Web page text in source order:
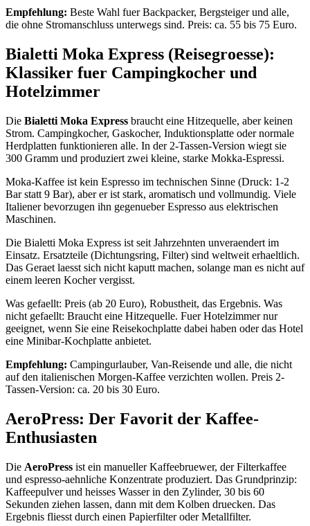
Empfehlung: Beste Wahl fuer Backpacker, Bergsteiger und alle,
die ohne Stromanschluss unterwegs sind. Preis: ca. 55 bis 75 Euro.
Bialetti Moka Express (Reisegroesse):
Klassiker fuer Campingkocher und
Hotelzimmer
Die Bialetti Moka Express braucht eine Hitzequelle, aber keinen
Strom. Campingkocher, Gaskocher, Induktionsplatte oder normale
Herdplatten funktionieren alle. In der 2-Tassen-Version wiegt sie
300 Gramm und produziert zwei kleine, starke Mokka-Espressi.
Moka-Kaffee ist kein Espresso im technischen Sinne (Druck: 1-2
Bar statt 9 Bar), aber er ist stark, aromatisch und vollmundig. Viele
Italiener bevorzugen ihn gegenueber Espresso aus elektrischen
Maschinen.
Die Bialetti Moka Express ist seit Jahrzehnten unveraendert im
Einsatz. Ersatzteile (Dichtungsring, Filter) sind weltweit erhaeltlich.
Das Geraet laesst sich nicht kaputt machen, solange man es nicht auf
einem leeren Kocher vergisst.
Was gefaellt: Preis (ab 20 Euro), Robustheit, das Ergebnis. Was
nicht gefaellt: Braucht eine Hitzequelle. Fuer Hotelzimmer nur
geeignet, wenn Sie eine Reisekochplatte dabei haben oder das Hotel
eine Minibar-Kochplatte anbietet.
Empfehlung: Campingurlauber, Van-Reisende und alle, die nicht
auf den italienischen Morgen-Kaffee verzichten wollen. Preis 2-
Tassen-Version: ca. 20 bis 30 Euro.
AeroPress: Der Favorit der Kaffee-
Enthusiasten
Die AeroPress ist ein manueller Kaffeebruewer, der Filterkaffee
und espresso-aehnliche Konzentrate produziert. Das Grundprinzip:
Kaffeepulver und heisses Wasser in den Zylinder, 30 bis 60
Sekunden ziehen lassen, dann mit dem Kolben druecken. Das
Ergebnis fliesst durch einen Papierfilter oder Metallfilter.